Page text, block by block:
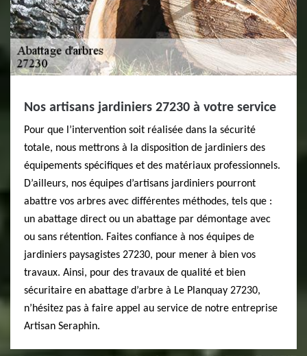
Nos artisans jardiniers 27230 à votre service
Pour que l’intervention soit réalisée dans la sécurité
totale, nous mettrons à la disposition de jardiniers des
équipements spécifiques et des matériaux professionnels.
D’ailleurs, nos équipes d’artisans jardiniers pourront
abattre vos arbres avec différentes méthodes, tels que :
un abattage direct ou un abattage par démontage avec
ou sans rétention. Faites confiance à nos équipes de
jardiniers paysagistes 27230, pour mener à bien vos
travaux. Ainsi, pour des travaux de qualité et bien
sécuritaire en abattage d’arbre à Le Planquay 27230,
n’hésitez pas à faire appel au service de notre entreprise
Artisan Seraphin.